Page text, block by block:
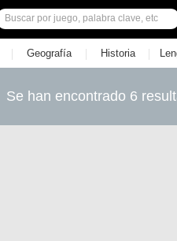
| Geografía | Historia |
Se han encontrado 6